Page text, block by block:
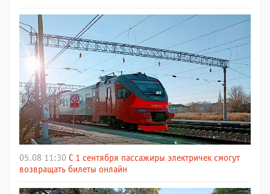
05.08 11:30 С 1 сентября пассажиры электричек смогут
возвращать билеты онлайн